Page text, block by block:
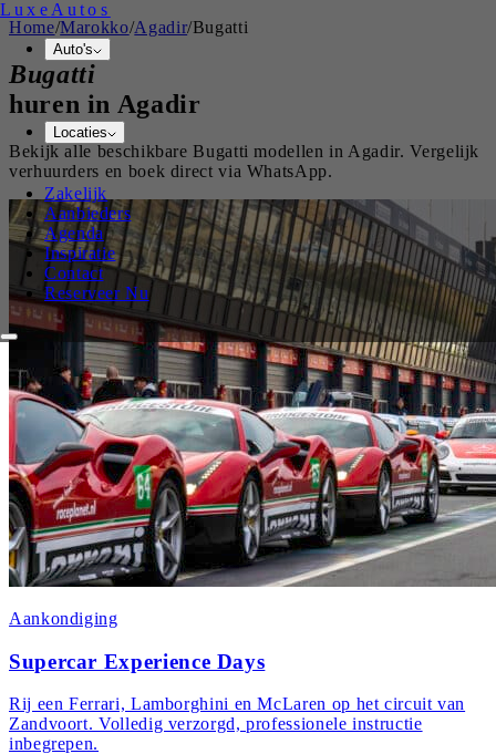
Luxe Autos
Auto's
Locaties
Zakelijk
Aanbieders
Agenda
Inspiratie
Contact
Reserveer Nu
Home/Marokko/Agadir/Bugatti
Bugatti
huren in Agadir
Bekijk alle beschikbareBugatti modellen in Agadir. Vergelijk
verhuurders en boek direct via WhatsApp.
Aankondiging
Supercar Experience Days
Rij een Ferrari, Lamborghini en McLaren op het circuit van
Zandvoort. Volledig verzorgd, professionele instructie
inbegrepen.